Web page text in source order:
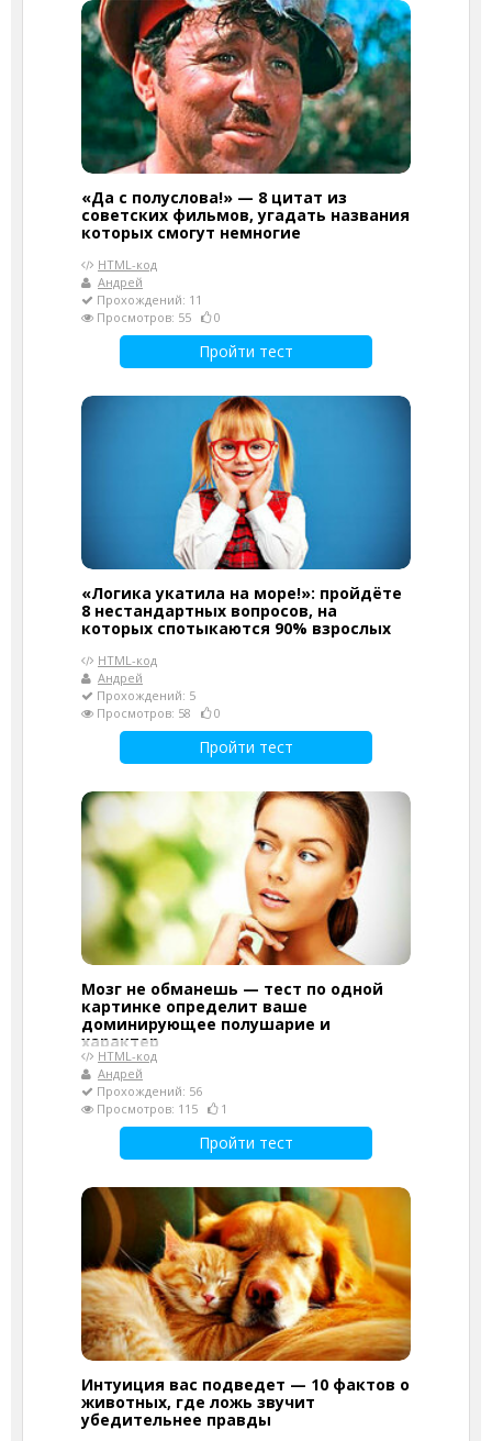
«Да с полуслова!» — 8 цитат из
советских фильмов, угадать названия
которых смогут немногие
HTML-код
Андрей
Прохождений: 11
Просмотров: 55
0
Пройти тест
«Логика укатила на море!»: пройдёте
8 нестандартных вопросов, на
которых спотыкаются 90% взрослых
HTML-код
Андрей
Прохождений: 5
Просмотров: 58
0
Пройти тест
Мозг не обманешь — тест по одной
картинке определит ваше
доминирующее полушарие и
характер
HTML-код
Андрей
Прохождений: 56
Просмотров: 115
1
Пройти тест
Интуиция вас подведет — 10 фактов о
животных, где ложь звучит
убедительнее правды